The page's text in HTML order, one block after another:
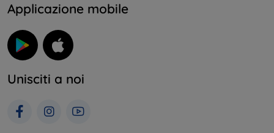
Applicazione mobile
Unisciti a noi